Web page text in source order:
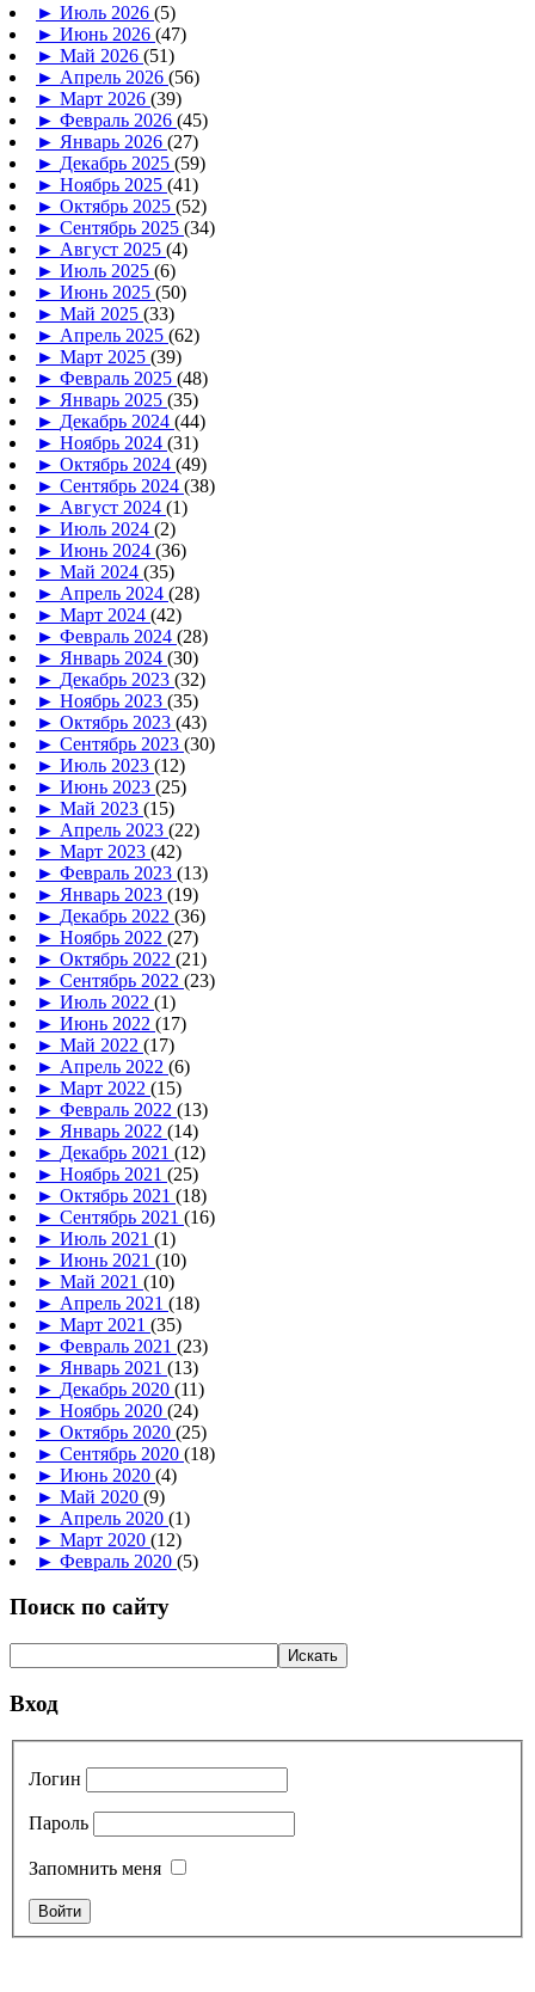
► Июль 2026 (5)
► Июнь 2026 (47)
► Май 2026 (51)
► Апрель 2026 (56)
► Март 2026 (39)
► Февраль 2026 (45)
► Январь 2026 (27)
► Декабрь 2025 (59)
► Ноябрь 2025 (41)
► Октябрь 2025 (52)
► Сентябрь 2025 (34)
► Август 2025 (4)
► Июль 2025 (6)
► Июнь 2025 (50)
► Май 2025 (33)
► Апрель 2025 (62)
► Март 2025 (39)
► Февраль 2025 (48)
► Январь 2025 (35)
► Декабрь 2024 (44)
► Ноябрь 2024 (31)
► Октябрь 2024 (49)
► Сентябрь 2024 (38)
► Август 2024 (1)
► Июль 2024 (2)
► Июнь 2024 (36)
► Май 2024 (35)
► Апрель 2024 (28)
► Март 2024 (42)
► Февраль 2024 (28)
► Январь 2024 (30)
► Декабрь 2023 (32)
► Ноябрь 2023 (35)
► Октябрь 2023 (43)
► Сентябрь 2023 (30)
► Июль 2023 (12)
► Июнь 2023 (25)
► Май 2023 (15)
► Апрель 2023 (22)
► Март 2023 (42)
► Февраль 2023 (13)
► Январь 2023 (19)
► Декабрь 2022 (36)
► Ноябрь 2022 (27)
► Октябрь 2022 (21)
► Сентябрь 2022 (23)
► Июль 2022 (1)
► Июнь 2022 (17)
► Май 2022 (17)
► Апрель 2022 (6)
► Март 2022 (15)
► Февраль 2022 (13)
► Январь 2022 (14)
► Декабрь 2021 (12)
► Ноябрь 2021 (25)
► Октябрь 2021 (18)
► Сентябрь 2021 (16)
► Июль 2021 (1)
► Июнь 2021 (10)
► Май 2021 (10)
► Апрель 2021 (18)
► Март 2021 (35)
► Февраль 2021 (23)
► Январь 2021 (13)
► Декабрь 2020 (11)
► Ноябрь 2020 (24)
► Октябрь 2020 (25)
► Сентябрь 2020 (18)
► Июнь 2020 (4)
► Май 2020 (9)
► Апрель 2020 (1)
► Март 2020 (12)
► Февраль 2020 (5)
Поиск по сайту
Вход
Логин
Пароль
Запомнить меня